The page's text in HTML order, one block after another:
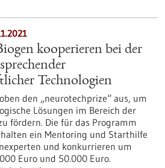
kooperieren bei der
Technologien
den „neurotechprize“ aus, um
Lösungen im Bereich der
fördern. Die für das Programm
ein Mentoring und Starthilfe
und konkurrieren um
Euro und 50.000 Euro.